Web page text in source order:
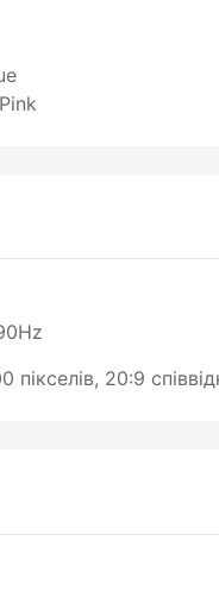
пікселів, 20:9